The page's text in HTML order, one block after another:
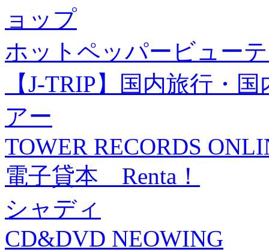
ョップ
ホットペッパービュー
【J-TRIP】国内旅行・
アー
TOWER RECORDS
電子貸本 Renta！
シャディ
CD&DVD NEOWING